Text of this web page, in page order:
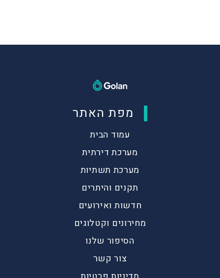
מפת האתר
עמוד הבית
מערכת דירתית
מערכת תשתיות
תקנים והיתרים
חדשות ואירועים
מחירונים וקטלוגים
הסיפור שלנו
צור קשר